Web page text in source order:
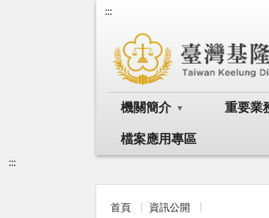
:::
機關簡介 重要業
檔案應用專區
:::
首頁 資訊公開